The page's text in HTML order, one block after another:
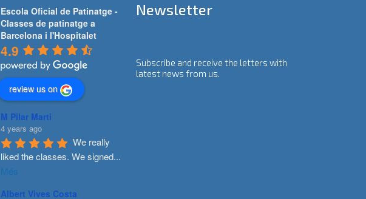
Escola Oficial de Patinatge -
Classes de patinatge a
Barcelona i l'Hospitalet
4.9
review us on
M Pilar Marti
4 years ago
We really
liked the classes. We signed...
Més
Albert Vives Costa
Newsletter
Subscribe and receive the letters with
latest news from us.